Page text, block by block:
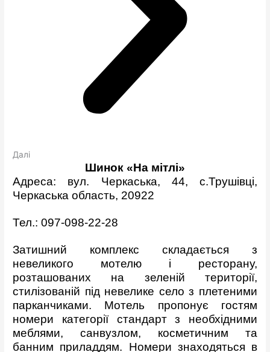
Далі
Шинок «На мітлі»
Адреса: вул. Черкаська, 44, с.Трушівці,
Черкаська область, 20922
Тел.: 097-098-22-28
Затишний комплекс складається з
невеликого мотелю і ресторану,
розташованих на зеленій території,
стилізованій під невелике село з плетеними
парканчиками. Мотель пропонує гостям
номери категорії стандарт з необхідними
меблями, санвузлом, косметичним та
банним приладдям. Номери знаходяться в